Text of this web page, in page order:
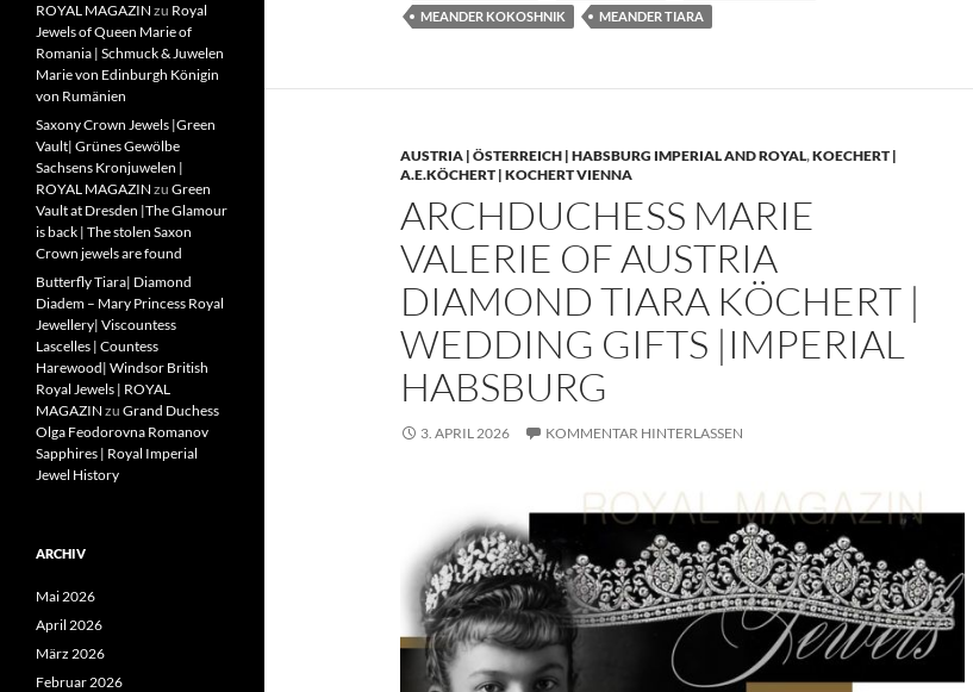
MEANDER KOKOSHNIK
MEANDER TIARA
AUSTRIA | ÖSTERREICH | HABSBURG IMPERIAL AND ROYAL,KOECHERT |
A.E.KÖCHERT | KOCHERT VIENNA
ARCHDUCHESS MARIE
VALERIE OF AUSTRIA
DIAMOND TIARA KÖCHERT |
WEDDING GIFTS |IMPERIAL
HABSBURG
3. APRIL 2026 KOMMENTAR HINTERLASSEN
ROYAL MAGAZIN zu Royal
Jewels of Queen Marie of
Romania | Schmuck & Juwelen
Marie von Edinburgh Königin
von Rumänien
Saxony Crown Jewels |Green
Vault| Grünes Gewölbe
Sachsens Kronjuwelen |
ROYAL MAGAZIN zu Green
Vault at Dresden |The Glamour
is back | The stolen Saxon
Crown jewels are found
Butterfly Tiara| Diamond
Diadem – Mary Princess Royal
Jewellery| Viscountess
Lascelles | Countess
Harewood| Windsor British
Royal Jewels | ROYAL
MAGAZIN zu Grand Duchess
Olga Feodorovna Romanov
Sapphires | Royal Imperial
Jewel History
ARCHIV
Mai 2026
April 2026
März 2026
Februar 2026